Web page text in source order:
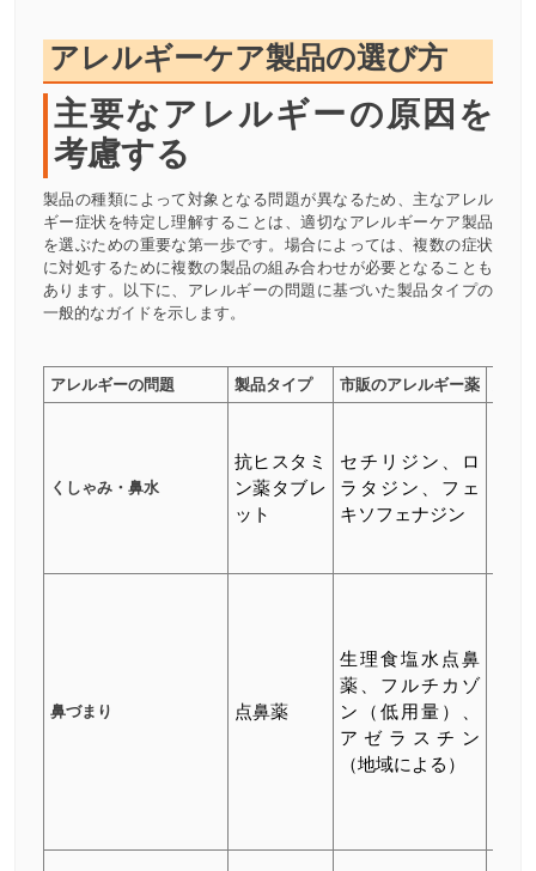
アレルギーケア製品の選び方
主要なアレルギーの原因を
考慮する
製品の種類によって対象となる問題が異なるため、主なアレル
ギー症状を特定し理解することは、適切なアレルギーケア製品
を選ぶための重要な第一歩です。場合によっては、複数の症状
に対処するために複数の製品の組み合わせが必要となることも
あります。以下に、アレルギーの問題に基づいた製品タイプの
一般的なガイドを示します。
アレルギーの問題 製品タイプ 市販のアレルギー薬
くしゃみ・鼻水
抗ヒスタミ
ン薬タブレ
ット
セチリジン、ロ
ラタジン、フェ
キソフェナジン
鼻づまり 点鼻薬
生理食塩水点鼻
薬、フルチカゾ
ン（低用量）、
アゼラスチン
（地域による）